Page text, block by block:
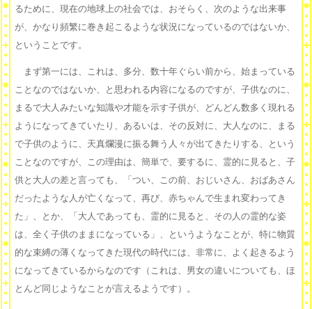
るために、現在の地球上の社会では、おそらく、次のような出来事
が、かなり頻繁に巻き起こるような状況になっているのではないか、
ということです。
まず第一には、これは、多分、数十年ぐらい前から、始まっている
ことなのではないか、と思われる内容になるのですが、子供なのに、
まるで大人みたいな知識や才能を示す子供が、どんどん数多く現れる
ようになってきていたり、あるいは、その反対に、大人なのに、まる
で子供のように、天真爛漫に振る舞う人々が出てきたりする、という
ことなのですが、この理由は、簡単で、要するに、霊的に見ると、子
供と大人の差と言っても、「つい、この前、おじいさん、おばあさん
だったような人が亡くなって、再び、赤ちゃんで生まれ変わってき
た」、とか、「大人であっても、霊的に見ると、その人の霊的な姿
は、全く子供のままになっている」、というようなことが、特に物質
的な束縛の薄くなってきた現代の時代には、非常に、よく起きるよう
になってきているからなのです（これは、男女の違いについても、ほ
とんど同じようなことが言えるようです）。